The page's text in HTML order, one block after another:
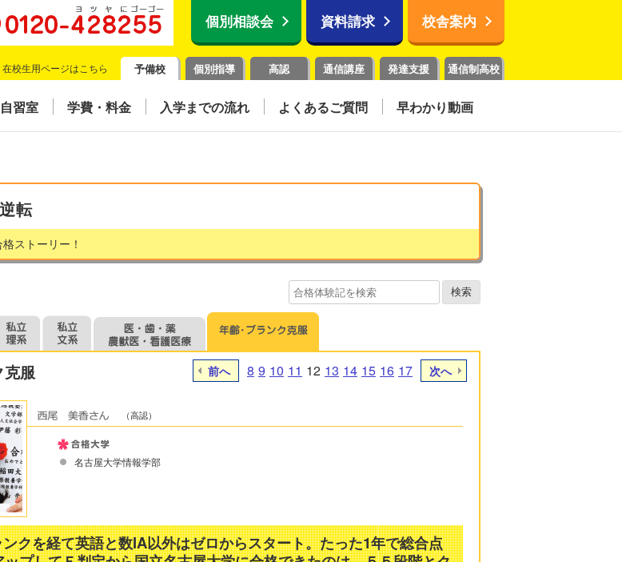
個別相談会 資料請求 校舎案内
在校生用ページはこちら 予備校 個別指導 高認 通信講座 発達支援 通信制高校
自習室 学費・料金 入学までの流れ よくあるご質問 早わかり動画
転
ストーリー！
克服 前へ 8 9 10 11 12 13 14 15 16 17 次へ
（高認）
名古屋大学情報学部
クを経て英語と数IA以外はゼロからスタート。たった1年で総合点